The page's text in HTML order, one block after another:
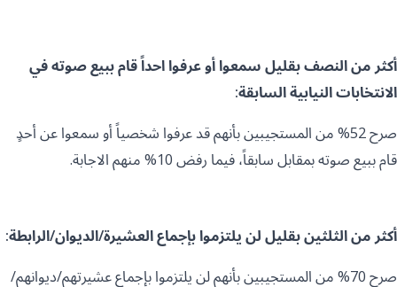
أكثر من النصف بقليل سمعوا أو عرفوا احداً قام ببيع صوته في
الانتخابات النيابية السابقة:
صرح 52% من المستجيبين بأنهم قد عرفوا شخصياً أو سمعوا عن أحدٍ
قام ببيع صوته بمقابل سابقاً، فيما رفض 10% منهم الاجابة.
أكثر من الثلثين بقليل لن يلتزموا بإجماع العشيرة/الديوان/الرابطة:
صرح 70% من المستجيبين بأنهم لن يلتزموا بإجماع عشيرتهم/ديوانهم/